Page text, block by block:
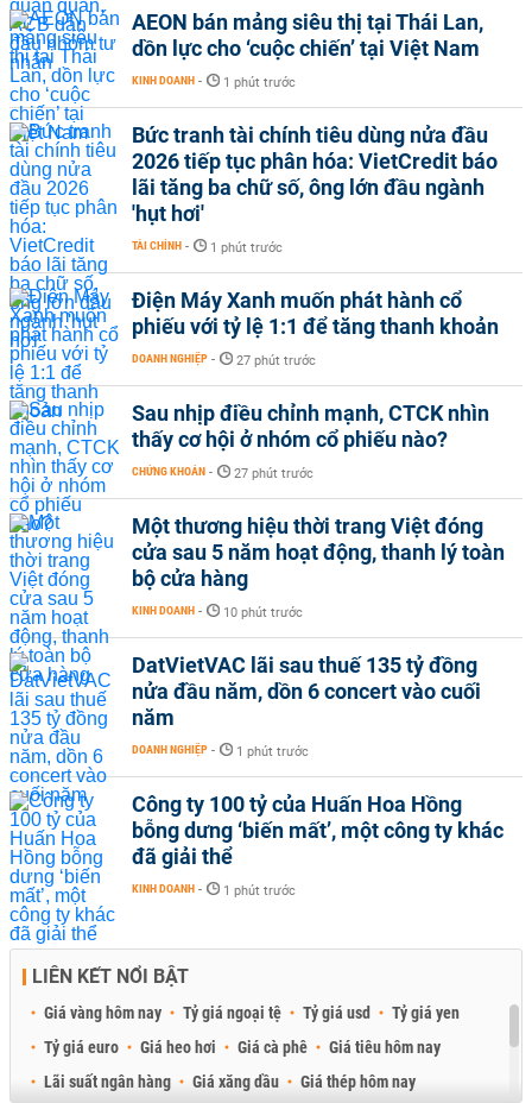
AEON bán mảng siêu thị tại Thái Lan,
dồn lực cho ‘cuộc chiến’ tại Việt Nam
KINH DOANH - 1 phút trước
Bức tranh tài chính tiêu dùng nửa đầu
2026 tiếp tục phân hóa: VietCredit báo
lãi tăng ba chữ số, ông lớn đầu ngành
'hụt hơi'
TÀI CHÍNH - 1 phút trước
Điện Máy Xanh muốn phát hành cổ
phiếu với tỷ lệ 1:1 để tăng thanh khoản
DOANH NGHIỆP - 27 phút trước
Sau nhịp điều chỉnh mạnh, CTCK nhìn
thấy cơ hội ở nhóm cổ phiếu nào?
CHỨNG KHOÁN - 27 phút trước
Một thương hiệu thời trang Việt đóng
cửa sau 5 năm hoạt động, thanh lý toàn
bộ cửa hàng
KINH DOANH - 10 phút trước
DatVietVAC lãi sau thuế 135 tỷ đồng
nửa đầu năm, dồn 6 concert vào cuối
năm
DOANH NGHIỆP - 1 phút trước
Công ty 100 tỷ của Huấn Hoa Hồng
bỗng dưng ‘biến mất’, một công ty khác
đã giải thể
KINH DOANH - 1 phút trước
LIÊN KẾT NỔI BẬT
Giá vàng hôm nay Tỷ giá ngoại tệ Tỷ giá usd
Tỷ giá yen
Tỷ giá euro
Giá heo hơi Giá cà phê
Giá tiêu hôm nay
Lãi suất ngân hàng
Giá xăng dầu Giá thép hôm nay